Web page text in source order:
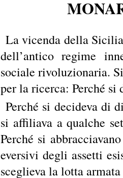
La vicenda della
dell’antico regime
sociale rivoluzionaria.
per la ricerca: Perché
Perché si decideva di
si affiliava a qualche
Perché si
eversivi degli assetti
sceglieva la lotta